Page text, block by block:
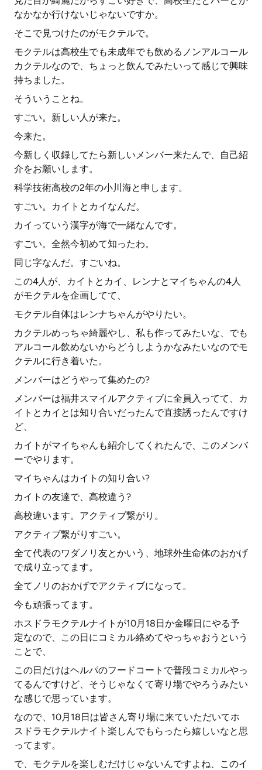
なかなか行けないじゃないですか。
そこで見つけたのがモクテルで。
モクテルは高校生でも未成年でも飲めるノンアルコール
カクテルなので、ちょっと飲んでみたいって感じで興味
持ちました。
そういうことね。
すごい。新しい人が来た。
今来た。
今新しく収録してたら新しいメンバー来たんで、自己紹
介をお願いします。
科学技術高校の2年の小川海と申します。
すごい。カイトとカイなんだ。
カイっていう漢字が海で一緒なんです。
すごい。全然今初めて知ったわ。
同じ字なんだ。すごいね。
この4人が、カイトとカイ、レンナとマイちゃんの4人
がモクテルを企画してて、
モクテル自体はレンナちゃんがやりたい。
カクテルめっちゃ綺麗やし、私も作ってみたいな、でも
アルコール飲めないからどうしようかなみたいなのでモ
クテルに行き着いた。
メンバーはどうやって集めたの?
メンバーは福井スマイルアクティブに全員入ってて、カ
イトとカイとは知り合いだったんで直接誘ったんですけ
ど、
カイトがマイちゃんも紹介してくれたんで、このメンバ
ーでやります。
マイちゃんはカイトの知り合い?
カイトの友達で、高校違う?
高校違います。アクティブ繋がり。
アクティブ繋がりすごい。
全て代表のワダノリ友とかいう、地球外生命体のおかげ
で成り立ってます。
全てノリのおかげでアクティブになって。
今も頑張ってます。
ホスドラモクテルナイトが10月18日か金曜日にやる予
定なので、この日にコミカル絡めてやっちゃおうという
ことで、
この日だけはヘルパのフードコートで普段コミカルやっ
てるんですけど、そうじゃなくて寄り場でやろうみたい
な感じで思っています。
なので、10月18日は皆さん寄り場に来ていただいてホ
スドラモクテルナイト楽しんでもらったら嬉しいなと思
ってます。
で、モクテルを楽しむだけじゃないんですよね、このイ